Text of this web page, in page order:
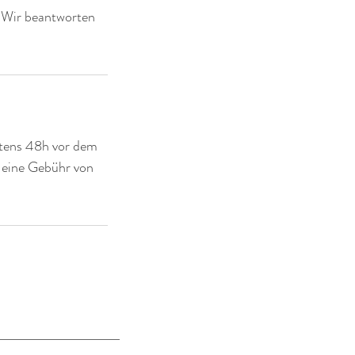
beantworten
48h vor dem
Gebühr von